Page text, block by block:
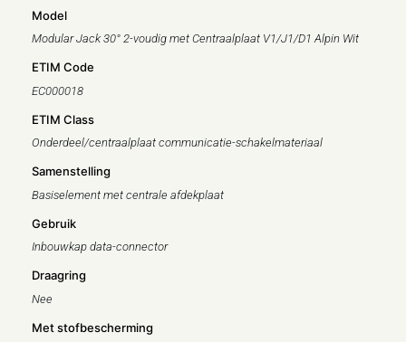
Model
Modular Jack 30° 2-voudig met Centraalplaat V1/J1/D1 Alpin Wit
ETIM Code
EC000018
ETIM Class
Onderdeel/centraalplaat communicatie-schakelmateriaal
Samenstelling
Basiselement met centrale afdekplaat
Gebruik
Inbouwkap data-connector
Draagring
Nee
Met stofbescherming